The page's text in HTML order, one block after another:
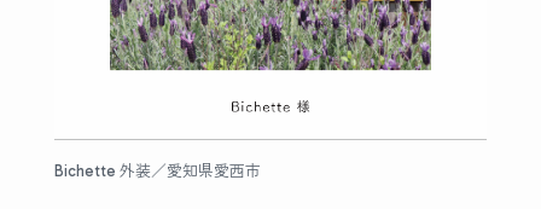
Bichette 外装／愛知県愛西市